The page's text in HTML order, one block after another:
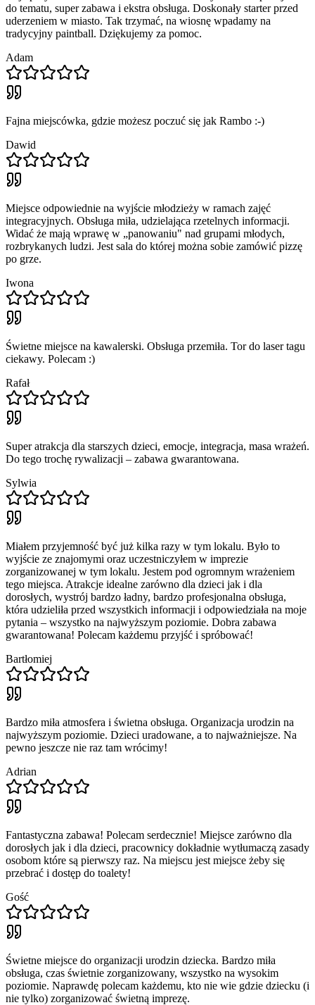
do tematu, super zabawa i ekstra obsługa. Doskonały starter przed
uderzeniem w miasto. Tak trzymać, na wiosnę wpadamy na
tradycyjny paintball. Dziękujemy za pomoc.
Adam
Fajna miejscówka, gdzie możesz poczuć się jak Rambo :-)
Dawid
Miejsce odpowiednie na wyjście młodzieży w ramach zajęć
integracyjnych. Obsługa miła, udzielająca rzetelnych informacji.
Widać że mają wprawę w „panowaniu" nad grupami młodych,
rozbrykanych ludzi. Jest sala do której można sobie zamówić pizzę
po grze.
Iwona
Świetne miejsce na kawalerski. Obsługa przemiła. Tor do laser tagu
ciekawy. Polecam :)
Rafał
Super atrakcja dla starszych dzieci, emocje, integracja, masa wrażeń.
Do tego trochę rywalizacji – zabawa gwarantowana.
Sylwia
Miałem przyjemność być już kilka razy w tym lokalu. Było to
wyjście ze znajomymi oraz uczestniczyłem w imprezie
zorganizowanej w tym lokalu. Jestem pod ogromnym wrażeniem
tego miejsca. Atrakcje idealne zarówno dla dzieci jak i dla
dorosłych, wystrój bardzo ładny, bardzo profesjonalna obsługa,
która udzieliła przed wszystkich informacji i odpowiedziała na moje
pytania – wszystko na najwyższym poziomie. Dobra zabawa
gwarantowana! Polecam każdemu przyjść i spróbować!
Bartłomiej
Bardzo miła atmosfera i świetna obsługa. Organizacja urodzin na
najwyższym poziomie. Dzieci uradowane, a to najważniejsze. Na
pewno jeszcze nie raz tam wrócimy!
Adrian
Fantastyczna zabawa! Polecam serdecznie! Miejsce zarówno dla
dorosłych jak i dla dzieci, pracownicy dokładnie wytłumaczą zasady
osobom które są pierwszy raz. Na miejscu jest miejsce żeby się
przebrać i dostęp do toalety!
Gość
Świetne miejsce do organizacji urodzin dziecka. Bardzo miła
obsługa, czas świetnie zorganizowany, wszystko na wysokim
poziomie. Naprawdę polecam każdemu, kto nie wie gdzie dziecku (i
nie tylko) zorganizować świetną imprezę.